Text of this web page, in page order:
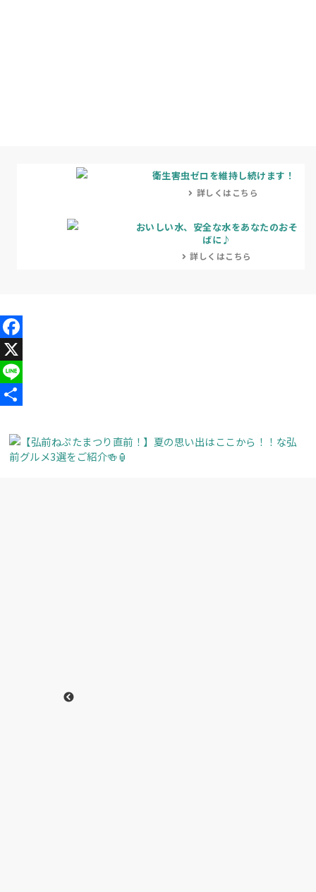
衛生害虫ゼロを維持し続けます！
詳しくはこちら
おいしい水、安全な水をあなたのおそ
ばに♪
詳しくはこちら
有